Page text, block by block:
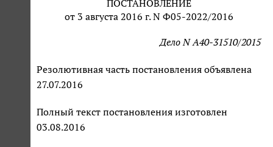
ПОСТАНОВЛЕНИЕ
от 3 августа 2016 г. N Ф05-2022/2016
Дело N А40-31510/2015
Резолютивная часть постановления объявлена
27.07.2016
Полный текст постановления изготовлен
03.08.2016